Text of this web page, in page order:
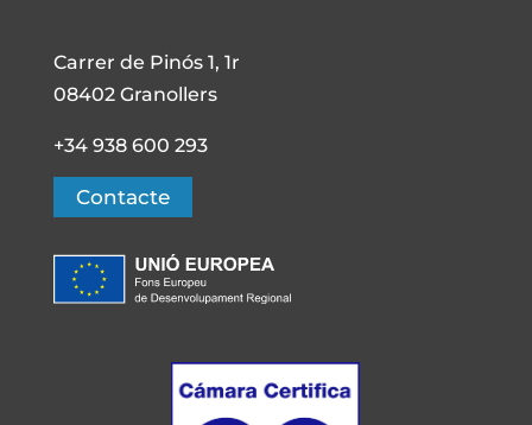
Carrer de Pinós 1, 1r
08402 Granollers
+34 938 600 293
Contacte